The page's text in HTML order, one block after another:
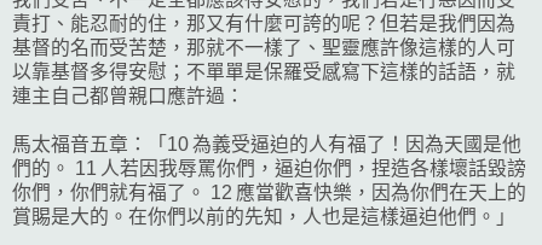
責打、能忍耐的住，那又有什麼可誇的呢？但若是我們因為
基督的名而受苦楚，那就不一樣了、聖靈應許像這樣的人可
以靠基督多得安慰；不單單是保羅受感寫下這樣的話語，就
連主自己都曾親口應許過：
馬太福音五章：「10 為義受逼迫的人有福了！因為天國是他
們的。 11 人若因我辱罵你們，逼迫你們，捏造各樣壞話毀謗
你們，你們就有福了。 12 應當歡喜快樂，因為你們在天上的
賞賜是大的。在你們以前的先知，人也是這樣逼迫他們。」